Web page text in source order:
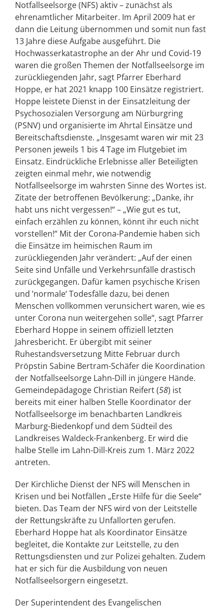
Notfallseelsorge (NFS) aktiv – zunächst als
ehrenamtlicher Mitarbeiter. Im April 2009 hat er
dann die Leitung übernommen und somit nun fast
13 Jahre diese Aufgabe ausgeführt. Die
Hochwasserkatastrophe an der Ahr und Covid-19
waren die großen Themen der Notfallseelsorge im
zurückliegenden Jahr, sagt Pfarrer Eberhard
Hoppe, er hat 2021 knapp 100 Einsätze registriert.
Hoppe leistete Dienst in der Einsatzleitung der
Psychosozialen Versorgung am Nürburgring
(PSNV) und organisierte im Ahrtal Einsätze und
Bereitschaftsdienste. „Insgesamt waren wir mit 23
Personen jeweils 1 bis 4 Tage im Flutgebiet im
Einsatz. Eindrückliche Erlebnisse aller Beteiligten
zeigten einmal mehr, wie notwendig
Notfallseelsorge im wahrsten Sinne des Wortes ist.
Zitate der betroffenen Bevölkerung: „Danke, ihr
habt uns nicht vergessen!“ – „Wie gut es tut,
einfach erzählen zu können, könnt ihr euch nicht
vorstellen!“ Mit der Corona-Pandemie haben sich
die Einsätze im heimischen Raum im
zurückliegenden Jahr verändert: „Auf der einen
Seite sind Unfälle und Verkehrsunfälle drastisch
zurückgegangen. Dafür kamen psychische Krisen
und ’normale‘ Todesfälle dazu, bei denen
Menschen vollkommen verunsichert waren, wie es
unter Corona nun weitergehen solle“, sagt Pfarrer
Eberhard Hoppe in seinem offiziell letzten
Jahresbericht. Er übergibt mit seiner
Ruhestandsversetzung Mitte Februar durch
Pröpstin Sabine Bertram-Schäfer die Koordination
der Notfallseelsorge Lahn-Dill in jüngere Hände.
Gemeindepädagoge Christian Reifert (58) ist
bereits mit einer halben Stelle Koordinator der
Notfallseelsorge im benachbarten Landkreis
Marburg-Biedenkopf und dem Südteil des
Landkreises Waldeck-Frankenberg. Er wird die
halbe Stelle im Lahn-Dill-Kreis zum 1. März 2022
antreten.
Der Kirchliche Dienst der NFS will Menschen in
Krisen und bei Notfällen „Erste Hilfe für die Seele“
bieten. Das Team der NFS wird von der Leitstelle
der Rettungskräfte zu Unfallorten gerufen.
Eberhard Hoppe hat als Koordinator Einsätze
begleitet, die Kontakte zur Leitstelle, zu den
Rettungsdiensten und zur Polizei gehalten. Zudem
hat er sich für die Ausbildung von neuen
Notfallseelsorgern eingesetzt.
Der Superintendent des Evangelischen